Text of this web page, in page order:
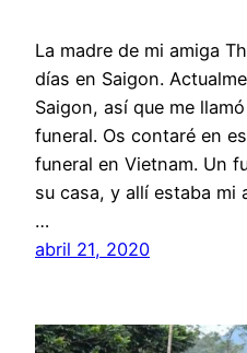
La madre de mi amiga
días en Saigon.
Saigon, así que me
funeral. Os contaré en
funeral en Vietnam. Un
su casa, y allí estaba mi
…
abril 21, 2020